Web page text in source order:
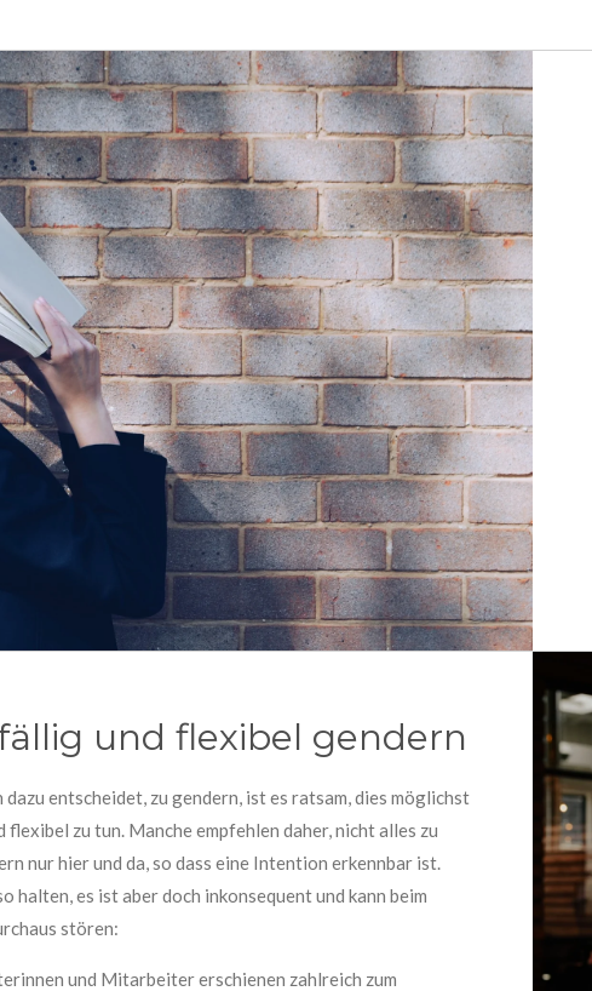
und flexibel gendern
dazu entscheidet, zu gendern, ist es ratsam, dies möglichst
zu tun. Manche empfehlen daher, nicht alles zu
nur hier und da, so dass eine Intention erkennbar ist.
halten, es ist aber doch inkonsequent und kann beim
stören:
und Mitarbeiter erschienen zahlreich zum